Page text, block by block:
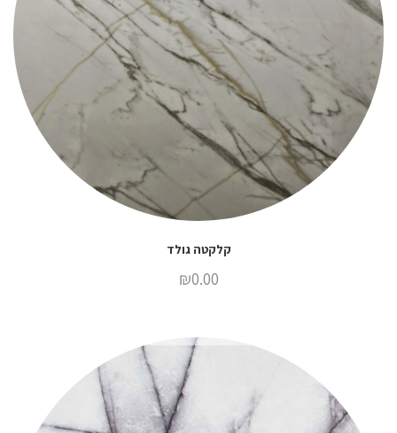
קלקטה גולד
₪0.00